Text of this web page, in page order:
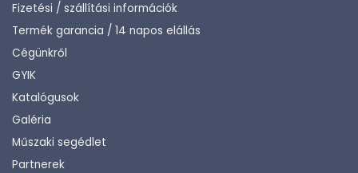
Fizetési / szállítási információk
Termék garancia / 14 napos elállás
Cégünkről
GYIK
Katalógusok
Galéria
Műszaki segédlet
Partnerek